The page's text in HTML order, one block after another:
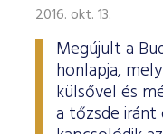
2016. okt. 13.
Megújult a
honlapja,
külsővel és
a tőzsde